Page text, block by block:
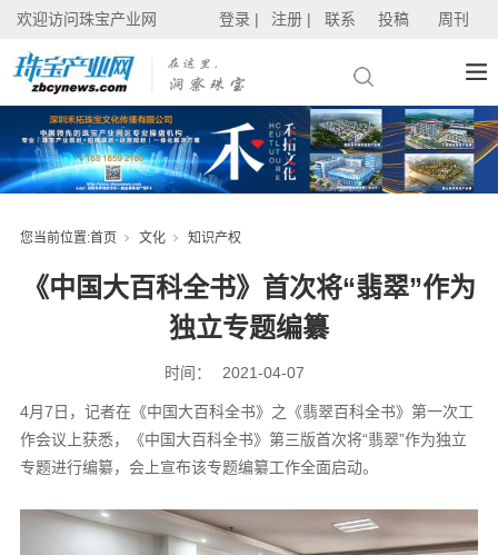
欢迎访问珠宝产业网 登录 | 注册 | 联系 投稿 周刊
您当前位置:首页 文化 知识产权
《中国大百科全书》首次将“翡翠”作为
独立专题编纂
时间： 2021-04-07
4月7日，记者在《中国大百科全书》之《翡翠百科全书》第一次工
作会议上获悉，《中国大百科全书》第三版首次将“翡翠”作为独立
专题进行编纂，会上宣布该专题编纂工作全面启动。